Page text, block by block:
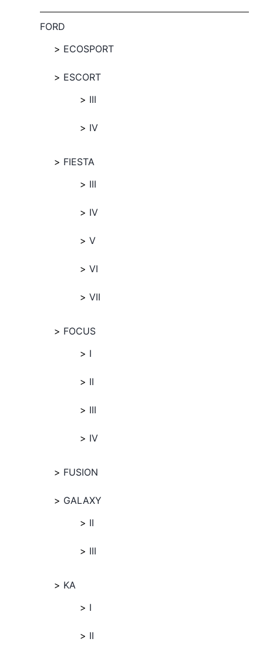
FORD
ECOSPORT
ESCORT
III
IV
FIESTA
III
IV
V
VI
VII
FOCUS
I
II
III
IV
FUSION
GALAXY
II
III
KA
I
II